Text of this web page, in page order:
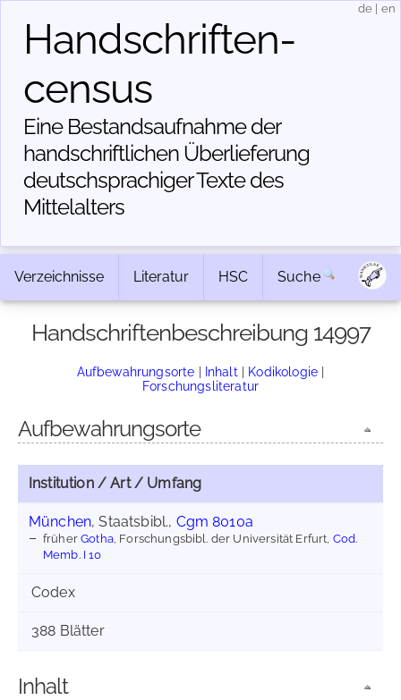
Handschriften­
census
Eine Bestandsaufnahme der
handschriftlichen Über­lieferung
deutschsprachiger Texte des
Mittelalters
de en
Verzeichnisse Literatur HSC Suche
Handschriftenbeschreibung 14997
Aufbewahrungsorte | Inhalt | Kodikologie |
Forschungsliteratur
Aufbewahrungsorte
Institution / Art / Umfang
München, Staatsbibl., Cgm 8010a
früherGotha, Forschungsbibl. der Universität Erfurt, Cod.
Memb. I 10
Codex
388 Blätter
Inhalt